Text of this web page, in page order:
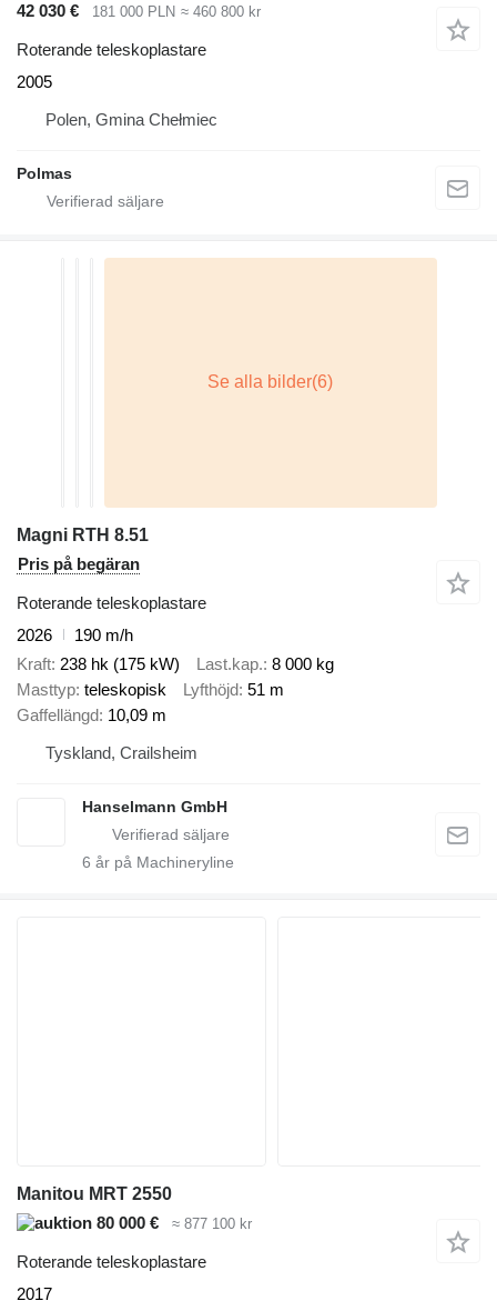
42 030 €
181 000 PLN ≈ 460 800 kr
Roterande teleskoplastare
2005
Polen, Gmina Chełmiec
Polmas
Magni RTH 8.51
Pris på begäran
Roterande teleskoplastare
2026
190 m/h
Kraft 238 hk (175 kW) Last.kap. 8 000 kg
Masttyp teleskopisk Lyfthöjd 51 m
Gaffellängd 10,09 m
Tyskland, Crailsheim
Hanselmann GmbH
6 år på Machineryline
Manitou MRT 2550
80 000 €
≈ 877 100 kr
Roterande teleskoplastare
2017